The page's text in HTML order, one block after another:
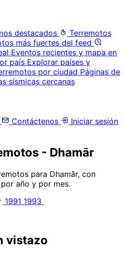
destacados
Terremotos
más fuertes del feed
Eventos recientes y mapa en
país Explorar países y
por ciudad Páginas de
sísmicas cercanas
Contáctenos
Iniciar sesión
- Dhamār
para Dhamār, con
año y por mes.
1991 1993
vistazo